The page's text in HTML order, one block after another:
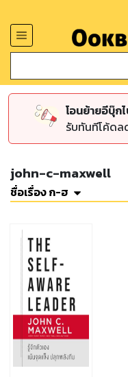
โอนย้ายอีบุ๊ก
รับทันทีโค้ดล
john-c-maxwell
ชื่อเรื่อง ก-ฮ